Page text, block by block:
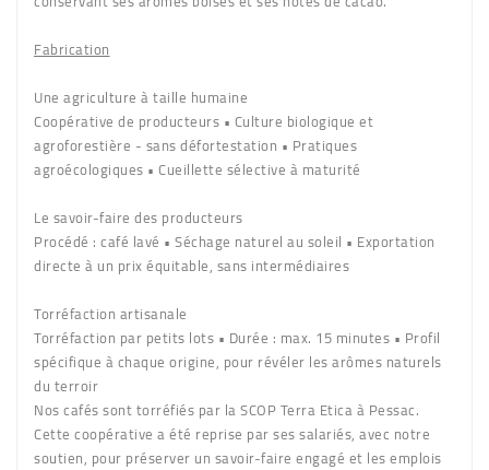
Fabrication
Une agriculture à taille humaine
Coopérative de producteurs • Culture biologique et
agroforestière - sans défortestation • Pratiques
agroécologiques • Cueillette sélective à maturité
Le savoir-faire des producteurs
Procédé : café lavé • Séchage naturel au soleil • Exportation
directe à un prix équitable, sans intermédiaires
Torréfaction artisanale
Torréfaction par petits lots • Durée : max. 15 minutes • Profil
spécifique à chaque origine, pour révéler les arômes naturels
du terroir
Nos cafés sont torréfiés par la SCOP Terra Etica à Pessac.
Cette coopérative a été reprise par ses salariés, avec notre
soutien, pour préserver un savoir-faire engagé et les emplois